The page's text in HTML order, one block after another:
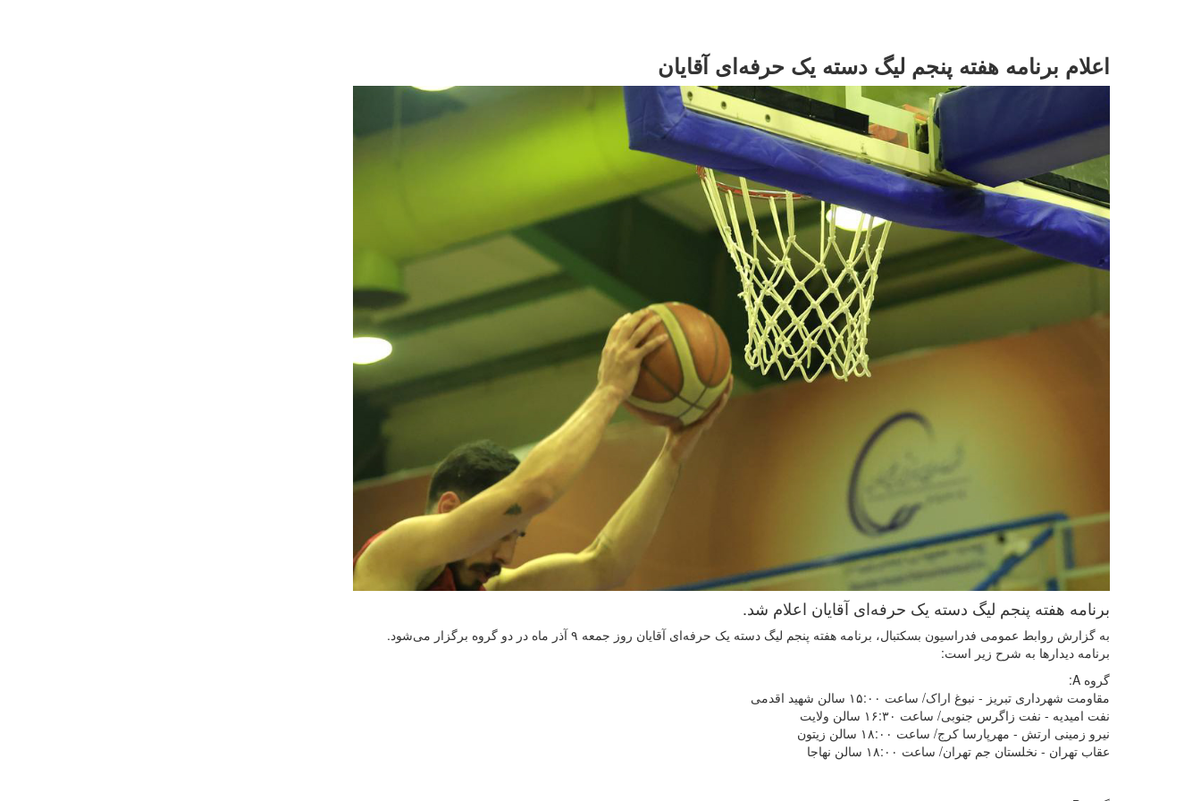
به گزارش روابط عمومی فدراسیون بسکتبال، برنامه هفته پنجم لیگ دسته یک حرفه‌ای آقایان روز جمعه ۹ آذر ماه در دو گروه برگزار می‌شود.
برنامه دیدار‌ها به شرح زیر است:
گروه A:
مقاومت شهرداری تبریز - نبوغ اراک/ ساعت ۱۵:۰۰ سالن شهید اقدمی
نفت امیدیه - نفت زاگرس جنوبی/ ساعت ۱۶:۳۰ سالن ولایت
نیرو زمینی ارتش - مهرپارسا کرج/ ساعت ۱۸:۰۰ سالن زیتون
عقاب تهران - نخلستان جم تهران/ ساعت ۱۸:۰۰ سالن نهاجا